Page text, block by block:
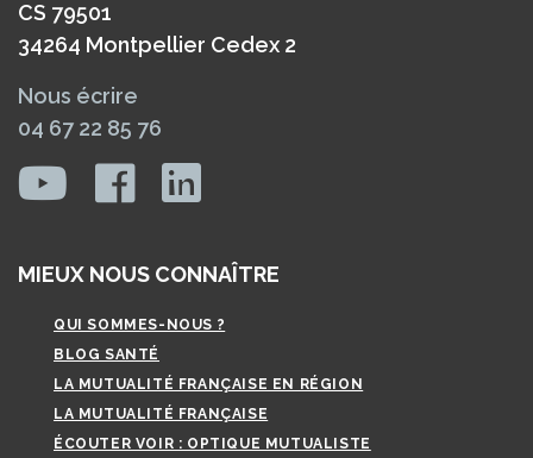
CS 79501
34264 Montpellier Cedex 2
Nous écrire
04 67 22 85 76
MIEUX NOUS CONNAÎTRE
QUI SOMMES-NOUS ?
BLOG SANTÉ
LA MUTUALITÉ FRANÇAISE EN RÉGION
LA MUTUALITÉ FRANÇAISE
ÉCOUTER VOIR : OPTIQUE MUTUALISTE